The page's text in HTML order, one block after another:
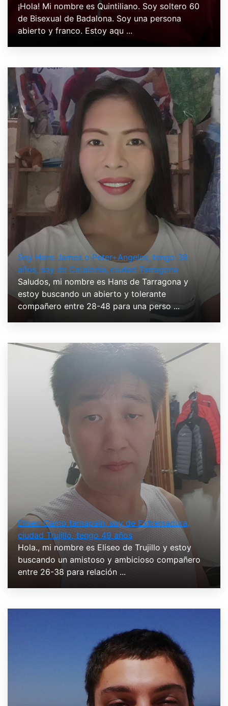
¡Hola! Mi nombre es Quintiliano. Soy soltero 60
de Bisexual de Badalona. Soy una persona
abierto y franco. Estoy aqu ...
Soy Hans James o Peter+Angeles, tengo 38
años, soy de Catalonia, ciudad Tarragona
Saludos, mi nombre es Hans de Tarragona y
estoy buscando un abierto y tolerante
compañero entre 28-48 para una perso ...
Eliseo Canto tamapain, soy de Extremadura,
ciudad Trujillo, tengo 49 años
Hola., mi nombre es Eliseo de Trujillo y estoy
buscando un amistoso y ambicioso compañero
entre 26-38 para relación ...